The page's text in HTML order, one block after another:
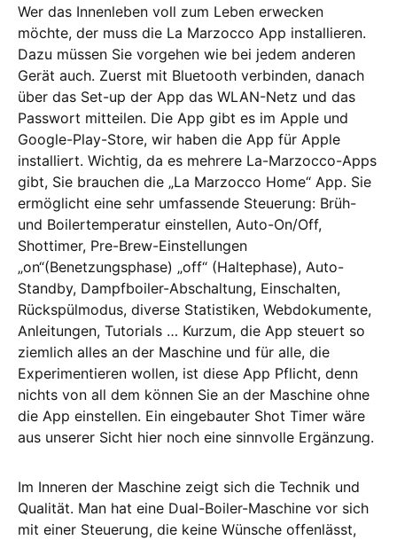
Wer das Innenleben voll zum Leben erwecken
möchte, der muss die La Marzocco App installieren.
Dazu müssen Sie vorgehen wie bei jedem anderen
Gerät auch. Zuerst mit Bluetooth verbinden, danach
über das Set-up der App das WLAN-Netz und das
Passwort mitteilen. Die App gibt es im Apple und
Google-Play-Store, wir haben die App für Apple
installiert. Wichtig, da es mehrere La-Marzocco-Apps
gibt, Sie brauchen die „La Marzocco Home“ App. Sie
ermöglicht eine sehr umfassende Steuerung: Brüh-
und Boilertemperatur einstellen, Auto-On/Off,
Shottimer, Pre-Brew-Einstellungen
„on“(Benetzungsphase) „off“ (Haltephase), Auto-
Standby, Dampfboiler-Abschaltung, Einschalten,
Rückspülmodus, diverse Statistiken, Webdokumente,
Anleitungen, Tutorials … Kurzum, die App steuert so
ziemlich alles an der Maschine und für alle, die
Experimentieren wollen, ist diese App Pflicht, denn
nichts von all dem können Sie an der Maschine ohne
die App einstellen. Ein eingebauter Shot Timer wäre
aus unserer Sicht hier noch eine sinnvolle Ergänzung.
Im Inneren der Maschine zeigt sich die Technik und
Qualität. Man hat eine Dual-Boiler-Maschine vor sich
mit einer Steuerung, die keine Wünsche offenlässt,